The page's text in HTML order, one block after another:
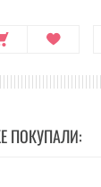
ПОКУПАЛИ: